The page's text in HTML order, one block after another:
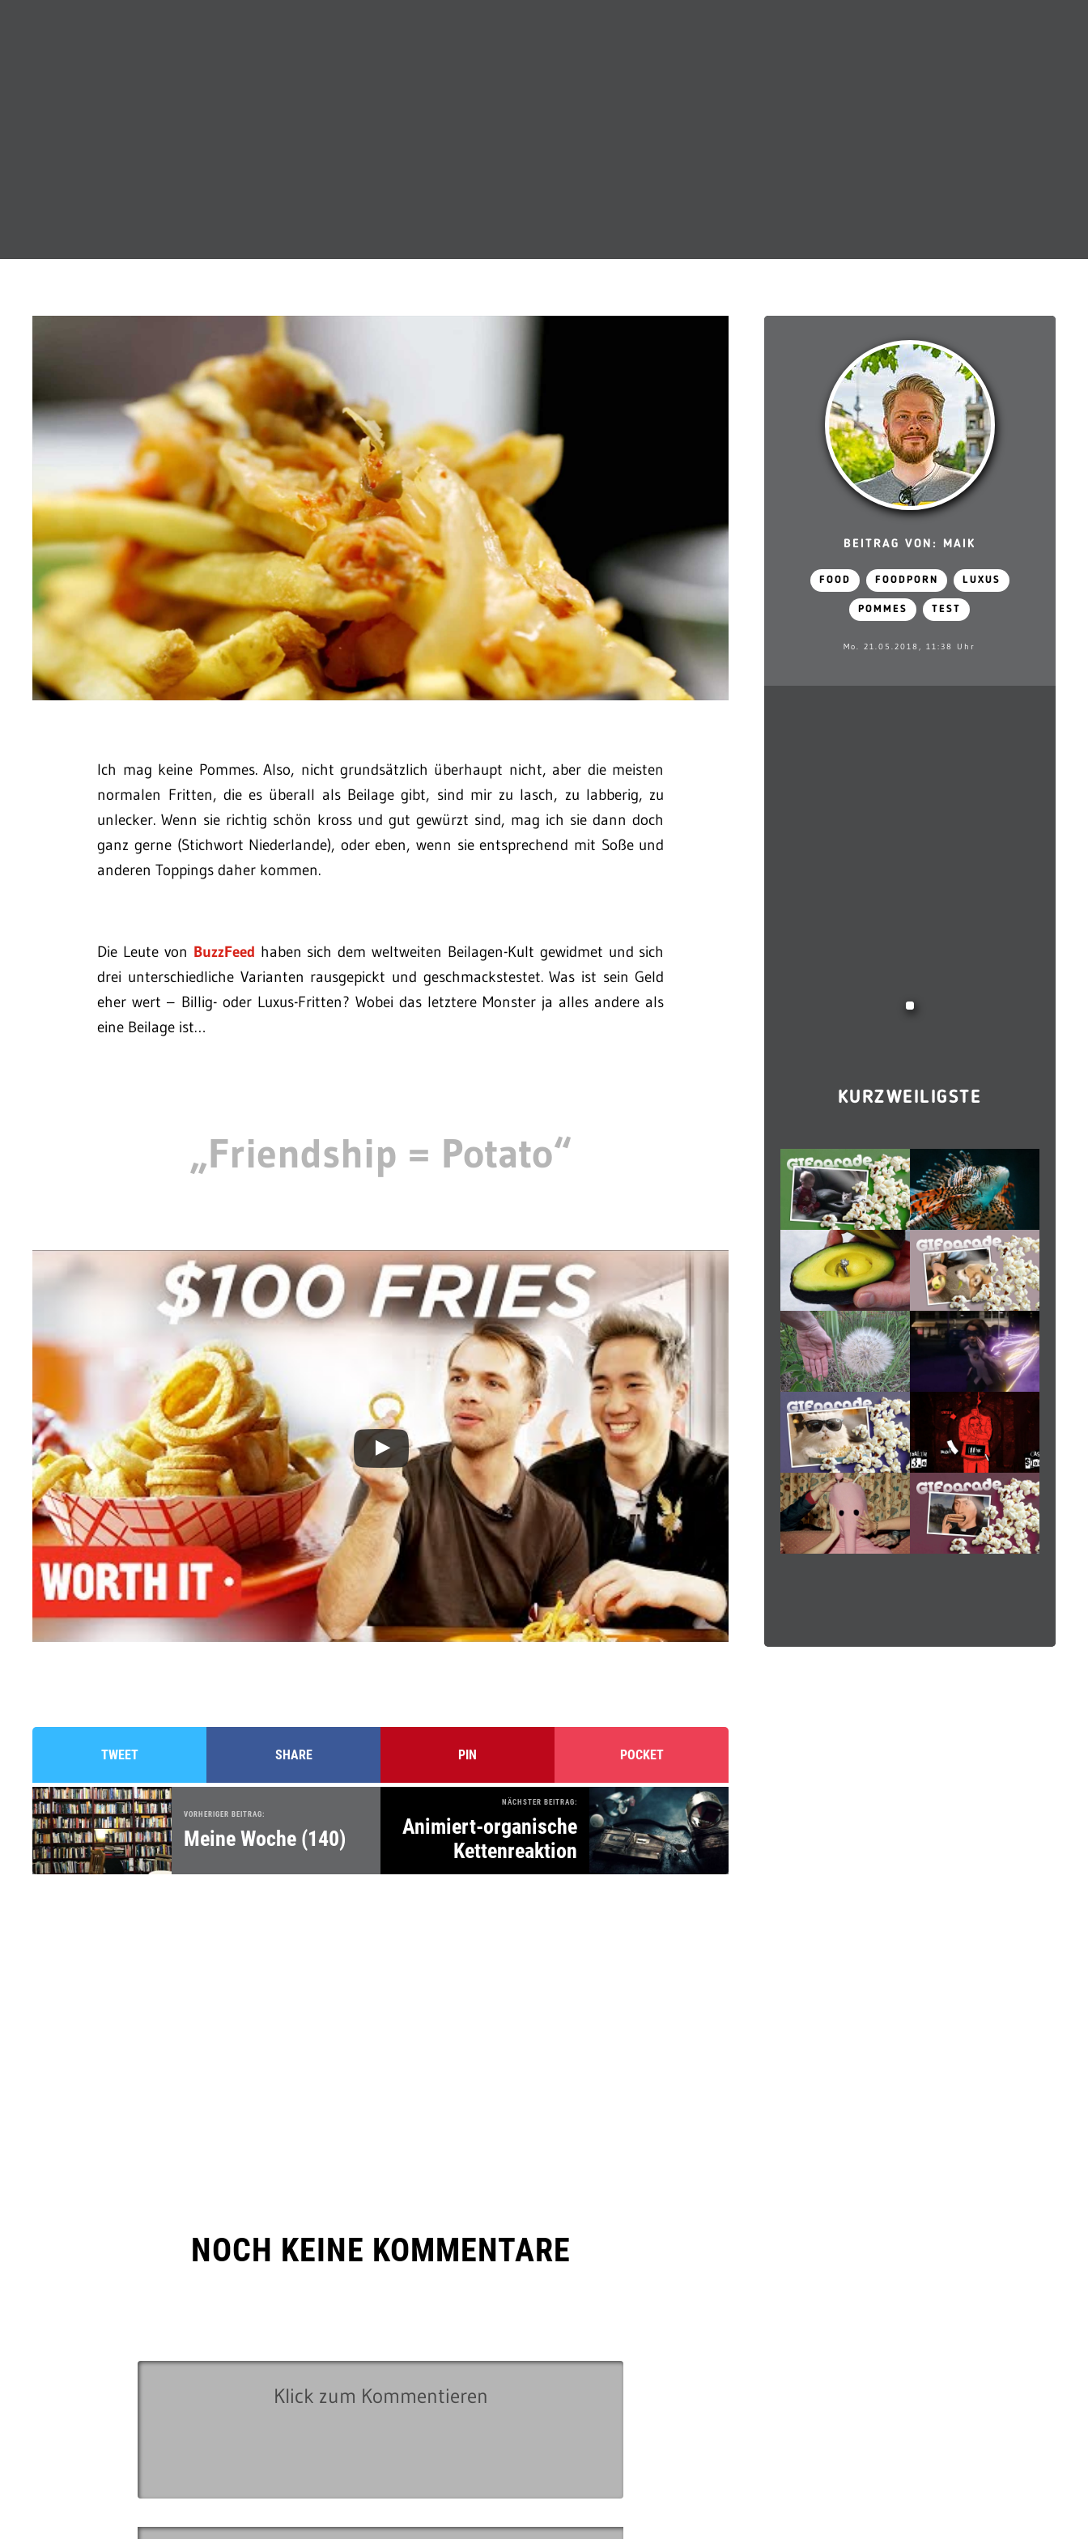
Ich mag keine Pommes. Also, nicht grundsätzlich überhaupt nicht, aber die meisten
normalen Fritten, die es überall als Beilage gibt, sind mir zu lasch, zu labberig, zu
unlecker. Wenn sie richtig schön kross und gut gewürzt sind, mag ich sie dann doch
ganz gerne (Stichwort Niederlande), oder eben, wenn sie entsprechend mit Soße und
anderen Toppings daher kommen.
Die Leute von BuzzFeed haben sich dem weltweiten Beilagen-Kult gewidmet und sich
drei unterschiedliche Varianten rausgepickt und geschmackstestet. Was ist sein Geld
eher wert – Billig- oder Luxus-Fritten? Wobei das letztere Monster ja alles andere als
eine Beilage ist…
„Friendship = Potato“
TWEET SHARE PIN POCKET
VORHERIGER BEITRAG:
Meine Woche (140)
NÄCHSTER BEITRAG:
Animiert-organische
Kettenreaktion
NOCH KEINE KOMMENTARE
BEITRAG VON: MAIK
FOOD FOODPORN LUXUS
POMMES TEST
Mo. 21.05.2018, 11:38 Uhr
KURZWEILIGSTE